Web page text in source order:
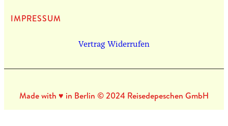
IMPRES­SUM
Vertrag Widerrufen
Made with ♥ in Berlin © 2024 Reisedepeschen GmbH